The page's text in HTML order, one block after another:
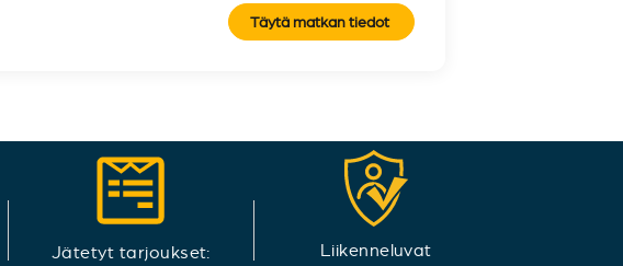
Täytä matkan tiedot
Jätetyt tarjoukset:
Liikenneluvat